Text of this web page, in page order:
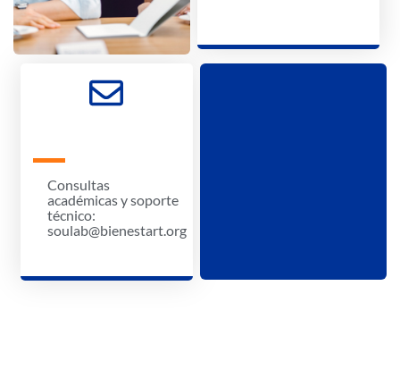
Consultas
académicas y soporte
técnico:
soulab@bienestart.org